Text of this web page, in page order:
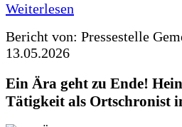
Weiterlesen
Bericht von: Pressestelle
13.05.2026
Ein Ära geht zu Ende!
Tätigkeit als Ortschronist